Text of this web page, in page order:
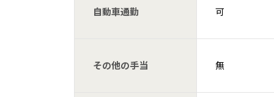
自動車通勤 可
その他の手当 無